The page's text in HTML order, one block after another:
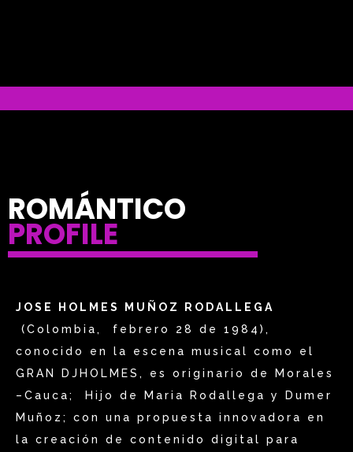
ROMÁNTICO
PROFILE
JOSE HOLMES MUÑOZ RODALLEGA
(Colombia, febrero 28 de 1984),
conocido en la escena musical como el
GRAN DJHOLMES, es originario de Morales
–Cauca; Hijo de Maria Rodallega y Dumer
Muñoz; con una propuesta innovadora en
la creación de contenido digital para